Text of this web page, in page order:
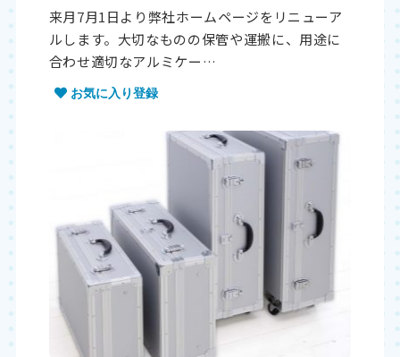
来月7月1日より弊社ホームページをリニューア
ルします。大切なものの保管や運搬に、用途に
合わせ適切なアルミケー…
お気に入り登録